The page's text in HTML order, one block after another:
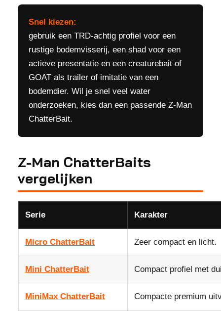
Snel kiezen:
gebruik een TRD-achtig profiel voor een
rustige bodemvisserij, een shad voor een
actieve presentatie en een creaturebait of
GOAT als trailer of imitatie van een
bodemdier. Wil je snel veel water
onderzoeken, kies dan een passende Z-Man
ChatterBait.
Z-Man ChatterBaits
vergelijken
Serie Karakter
Micro ChatterBait Zeer compact en licht.
Mini ChatterBait Compact profiel met
MiniMax ChatterBait Compacte premium